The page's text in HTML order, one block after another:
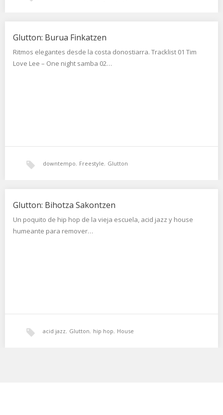
Glutton: Burua Finkatzen
Ritmos elegantes desde la costa donostiarra. Tracklist 01 Tim
Love Lee – One night samba 02…
downtempo, Freestyle, Glutton
Glutton: Bihotza Sakontzen
Un poquito de hip hop de la vieja escuela, acid jazz y house
humeante para remover…
acid jazz, Glutton, hip hop, House